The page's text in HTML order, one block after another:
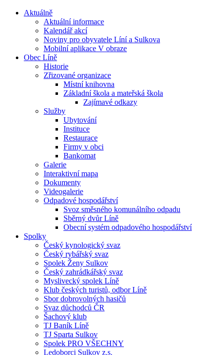
Aktuálně
Aktuální informace
Kalendář akcí
Noviny pro obyvatele Líní a Sulkova
Mobilní aplikace V obraze
Obec Líně
Historie
Zřizované organizace
Místní knihovna
Základní škola a mateřská škola
Zajímavé odkazy
Služby
Ubytování
Instituce
Restaurace
Firmy v obci
Bankomat
Galerie
Interaktivní mapa
Dokumenty
Videogalerie
Odpadové hospodářství
Svoz směsného komunálního odpadu
Sběrný dvůr Líně
Obecní systém odpadového hospodářství
Spolky
Český kynologický svaz
Český rybářský svaz
Spolek Ženy Sulkov
Český zahrádkářský svaz
Myslivecký spolek Líně
Klub českých turistů, odbor Líně
Sbor dobrovolných hasičů
Svaz důchodců ČR
Šachový klub
TJ Baník Líně
TJ Sparta Sulkov
Spolek PRO VŠECHNY
Ledoborci Sulkov z.s.